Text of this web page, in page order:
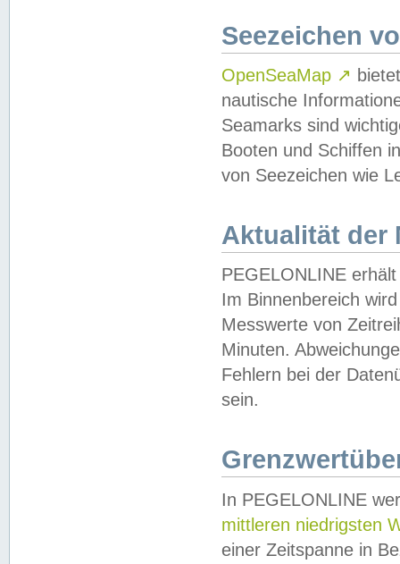
Seezeichen
OpenSeaMap ↗
nautische
Seamarks sind
Booten und Schiffen
von Seezeichen wie
Aktualität der
PEGELONLINE
Im Binnenbereich
Messwerte von
Minuten.
Fehlern bei der
sein.
In PEGELONLINE
mittleren niedrigsten
einer Zeitspanne in